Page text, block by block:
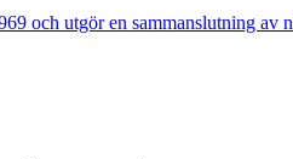
och utgör en sammanslutning av